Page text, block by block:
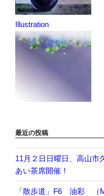
Illustration
最近の投稿
11月２日日曜日、高山市
あい茶席開催！
「散歩道」F6 油彩 （